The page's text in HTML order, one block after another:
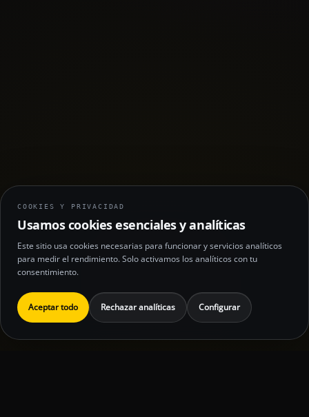
COOKIES Y PRIVACIDAD
Usamos cookies esenciales y analíticas
Este sitio usa cookies necesarias para funcionar y servicios analíticos
para medir el rendimiento. Solo activamos los analíticos con tu
consentimiento.
Aceptar todo Rechazar analíticas Configurar